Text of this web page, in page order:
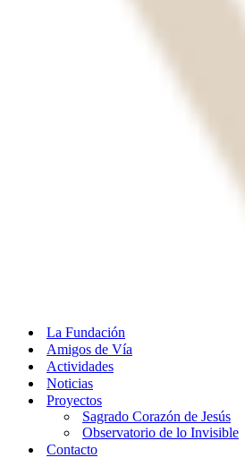
La Fundación
Amigos de Vía
Actividades
Noticias
Proyectos
Sagrado Corazón de Jesús
Observatorio de lo Invisible
Contacto